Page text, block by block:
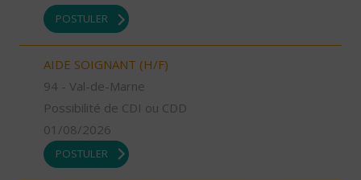
POSTULER
AIDE SOIGNANT (H/F)
94 - Val-de-Marne
Possibilité de CDI ou CDD
01/08/2026
POSTULER